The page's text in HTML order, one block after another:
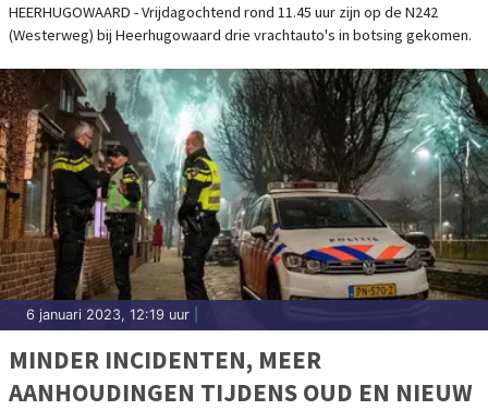
HEERHUGOWAARD - Vrijdagochtend rond 11.45 uur zijn op de N242
(Westerweg) bij Heerhugowaard drie vrachtauto's in botsing gekomen.
6 januari 2023, 12:19 uur
MINDER INCIDENTEN, MEER
AANHOUDINGEN TIJDENS OUD EN NIEUW